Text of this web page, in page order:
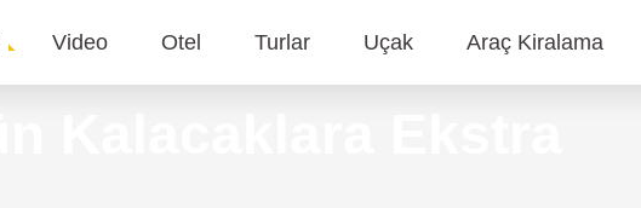
Video Otel Turlar Uçak Araç Kiralama